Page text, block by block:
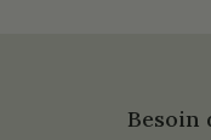
Besoin